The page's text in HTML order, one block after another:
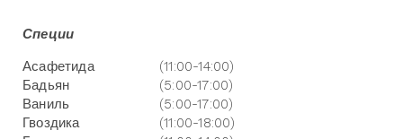
Специи
Асафетида
(11:00-14:00)
Бадьян
(5:00-17:00)
Ваниль
(5:00-17:00)
Гвоздика
(11:00-18:00)